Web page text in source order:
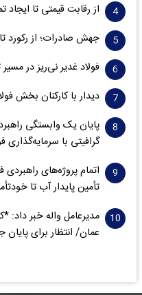
از رقابت قیمتی تا ایجاد
جهش صادرات؛ از رکورد
فولاد غدیر نی‌ریز در
دیدار با کارکنان بخش
پایان یک وابستگی
گرافیتی با سرمایه‌گذاری
تأمین پایدار آب تا
مدیرعامل واله خبر
عمان/ انتظار برای